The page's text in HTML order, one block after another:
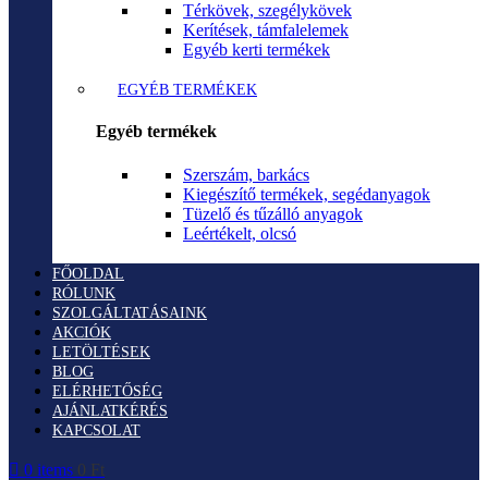
Térkövek, szegélykövek
Kerítések, támfalelemek
Egyéb kerti termékek
EGYÉB TERMÉKEK
Egyéb termékek
Szerszám, barkács
Kiegészítő termékek, segédanyagok
Tüzelő és tűzálló anyagok
Leértékelt, olcsó
FŐOLDAL
RÓLUNK
SZOLGÁLTATÁSAINK
AKCIÓK
LETÖLTÉSEK
BLOG
ELÉRHETŐSÉG
AJÁNLATKÉRÉS
KAPCSOLAT
0 items 0 Ft